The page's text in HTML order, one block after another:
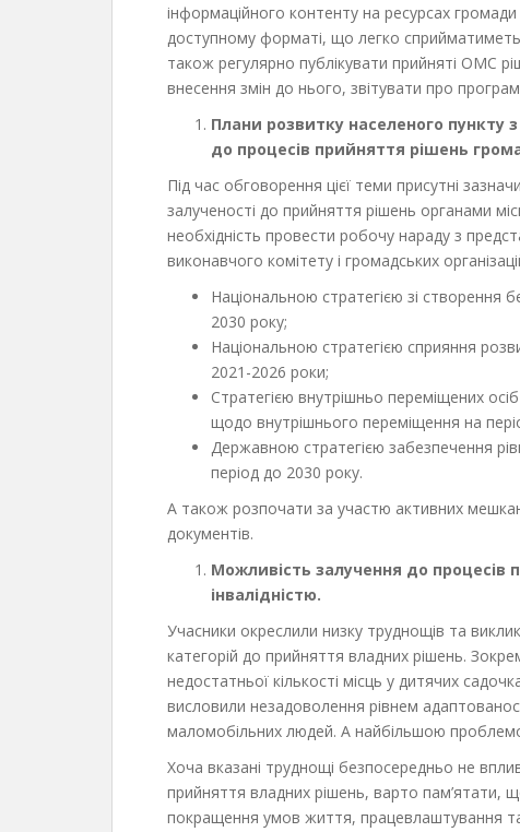
інформаційного контенту на ресурсах
доступному форматі, що легко
також регулярно публікувати прийняті ОМС
внесення змін до нього, звітувати про
Плани розвитку населеного пункту
до процесів прийняття рішень
Під час обговорення цієї теми присутні
залученості до прийняття рішень органами
необхідність провести робочу нараду з
виконавчого комітету і громадських
Національною стратегією зі створення
2030 року;
Національною стратегією сприяння
2021-2026 роки;
Стратегією внутрішньо переміщених
щодо внутрішнього переміщення на
Державною стратегією забезпечення
період до 2030 року.
А також розпочати за участю активних
документів.
Можливість залучення до процесів
інвалідністю.
Учасники окреслили низку труднощів та
категорій до прийняття владних рішень.
недостатньої кількості місць у дитячих
висловили незадоволення рівнем
маломобільних людей. А найбільшою
Хоча вказані труднощі безпосередньо не
прийняття владних рішень, варто пам’ятати,
покращення умов життя, працевлаштування